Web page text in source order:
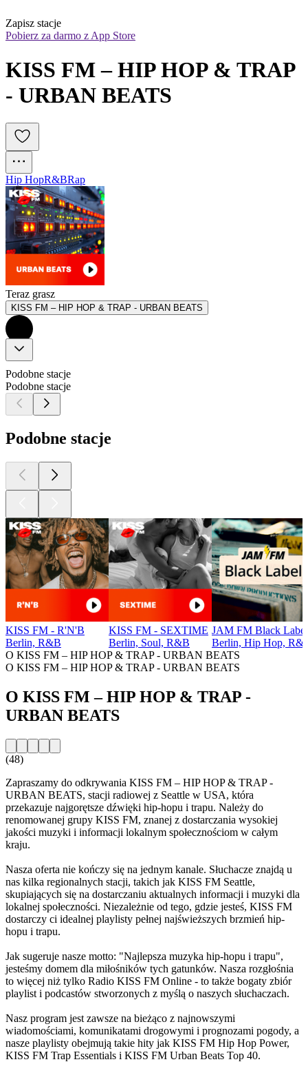
Zapisz stacje
Pobierz za darmo z App Store
KISS FM – HIP HOP & TRAP
- URBAN BEATS
Hip HopR&BRap
Teraz grasz
KISS FM – HIP HOP & TRAP - URBAN BEATS
Podobne stacje
Podobne stacje
Podobne stacje
KISS FM - R'N'B
Berlin, R&B
KISS FM - SEXTIME
Berlin, Soul, R&B
JAM FM Black Label
Berlin, Hip Hop,
O KISS FM – HIP HOP & TRAP - URBAN BEATS
O KISS FM – HIP HOP & TRAP - URBAN BEATS
O KISS FM – HIP HOP & TRAP -
URBAN BEATS
(48)
Zapraszamy do odkrywania KISS FM – HIP HOP & TRAP -
URBAN BEATS, stacji radiowej z Seattle w USA, która
przekazuje najgorętsze dźwięki hip-hopu i trapu. Należy do
renomowanej grupy KISS FM, znanej z dostarczania wysokiej
jakości muzyki i informacji lokalnym społecznościom w całym
kraju.
Nasza oferta nie kończy się na jednym kanale. Słuchacze znajdą u
nas kilka regionalnych stacji, takich jak KISS FM Seattle,
skupiających się na dostarczaniu aktualnych informacji i muzyki dla
lokalnej społeczności. Niezależnie od tego, gdzie jesteś, KISS FM
dostarczy ci idealnej playlisty pełnej najświeższych brzmień hip-
hopu i trapu.
Jak sugeruje nasze motto: "Najlepsza muzyka hip-hopu i trapu",
jesteśmy domem dla miłośników tych gatunków. Nasza rozgłośnia
to więcej niż tylko Radio KISS FM Online - to także bogaty zbiór
playlist i podcastów stworzonych z myślą o naszych słuchaczach.
Nasz program jest zawsze na bieżąco z najnowszymi
wiadomościami, komunikatami drogowymi i prognozami pogody, a
nasze playlisty obejmują takie hity jak KISS FM Hip Hop Power,
KISS FM Trap Essentials i KISS FM Urban Beats Top 40.